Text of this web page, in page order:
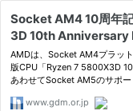
Socket AM4 10周年
3D 10th Anniversary
ージュ秋葉原
AMDは、Socket AM4プラッ
版CPU「Ryzen 7 5800X3D
あわせてSocket AM5のサポ
www.gdm.or.jp